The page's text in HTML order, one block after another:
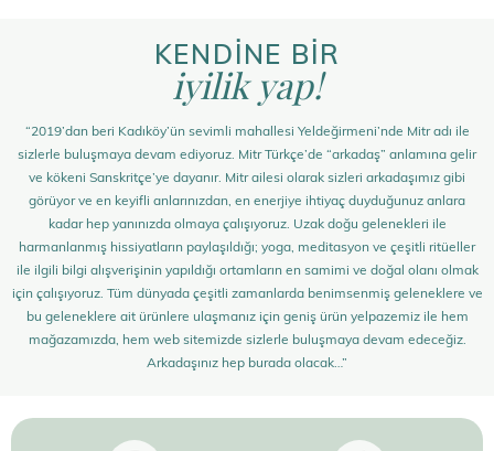
KENDİNE BİR
iyilik yap!
“2019’dan beri Kadıköy’ün sevimli mahallesi Yeldeğirmeni’nde Mitr adı ile
sizlerle buluşmaya devam ediyoruz. Mitr Türkçe’de “arkadaş” anlamına gelir
ve kökeni Sanskritçe’ye dayanır. Mitr ailesi olarak sizleri arkadaşımız gibi
görüyor ve en keyifli anlarınızdan, en enerjiye ihtiyaç duyduğunuz anlara
kadar hep yanınızda olmaya çalışıyoruz. Uzak doğu gelenekleri ile
harmanlanmış hissiyatların paylaşıldığı; yoga, meditasyon ve çeşitli ritüeller
ile ilgili bilgi alışverişinin yapıldığı ortamların en samimi ve doğal olanı olmak
için çalışıyoruz. Tüm dünyada çeşitli zamanlarda benimsenmiş geleneklere ve
bu geleneklere ait ürünlere ulaşmanız için geniş ürün yelpazemiz ile hem
mağazamızda, hem web sitemizde sizlerle buluşmaya devam edeceğiz.
Arkadaşınız hep burada olacak…”